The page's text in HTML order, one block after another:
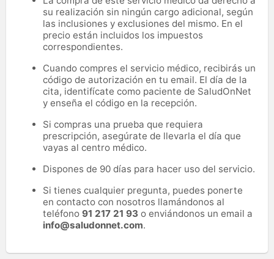
su realización sin ningún cargo adicional, según
las inclusiones y exclusiones del mismo. En el
precio están incluidos los impuestos
correspondientes.
Cuando compres el servicio médico, recibirás un
código de autorización en tu email. El día de la
cita, identifícate como paciente de SaludOnNet
y enseña el código en la recepción.
Si compras una prueba que requiera
prescripción, asegúrate de llevarla el día que
vayas al centro médico.
Dispones de 90 días para hacer uso del servicio.
Si tienes cualquier pregunta, puedes ponerte
en contacto con nosotros llamándonos al
teléfono 91 217 21 93 o enviándonos un email a
info@saludonnet.com.